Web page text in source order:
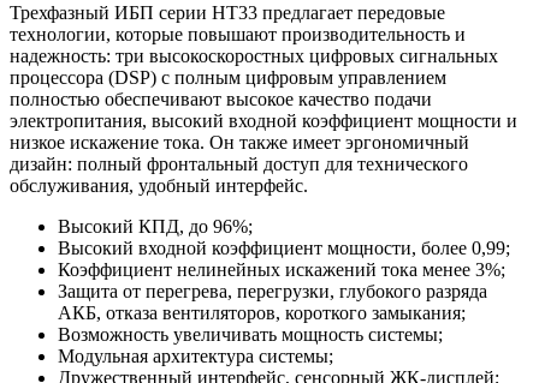
Трехфазный ИБП серии HT33 предлагает передовые
технологии, которые повышают производительность и
надежность: три высокоскоростных цифровых сигнальных
процессора (DSP) с полным цифровым управлением
полностью обеспечивают высокое качество подачи
электропитания, высокий входной коэффициент мощности и
низкое искажение тока. Он также имеет эргономичный
дизайн: полный фронтальный доступ для технического
обслуживания, удобный интерфейс.
Высокий КПД, до 96%;
Высокий входной коэффициент мощности, более 0,99;
Коэффициент нелинейных искажений тока менее 3%;
Защита от перегрева, перегрузки, глубокого разряда
АКБ, отказа вентиляторов, короткого замыкания;
Возможность увеличивать мощность системы;
Модульная архитектура системы;
Дружественный интерфейс, сенсорный ЖК-дисплей;